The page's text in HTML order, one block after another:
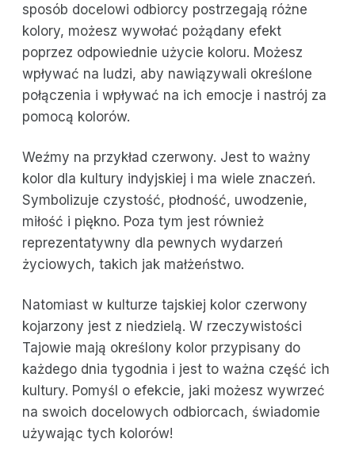
sposób docelowi odbiorcy postrzegają różne
kolory, możesz wywołać pożądany efekt
poprzez odpowiednie użycie koloru. Możesz
wpływać na ludzi, aby nawiązywali określone
połączenia i wpływać na ich emocje i nastrój za
pomocą kolorów.
Weźmy na przykład czerwony. Jest to ważny
kolor dla kultury indyjskiej i ma wiele znaczeń.
Symbolizuje czystość, płodność, uwodzenie,
miłość i piękno. Poza tym jest również
reprezentatywny dla pewnych wydarzeń
życiowych, takich jak małżeństwo.
Natomiast w kulturze tajskiej kolor czerwony
kojarzony jest z niedzielą. W rzeczywistości
Tajowie mają określony kolor przypisany do
każdego dnia tygodnia i jest to ważna część ich
kultury. Pomyśl o efekcie, jaki możesz wywrzeć
na swoich docelowych odbiorcach, świadomie
używając tych kolorów!